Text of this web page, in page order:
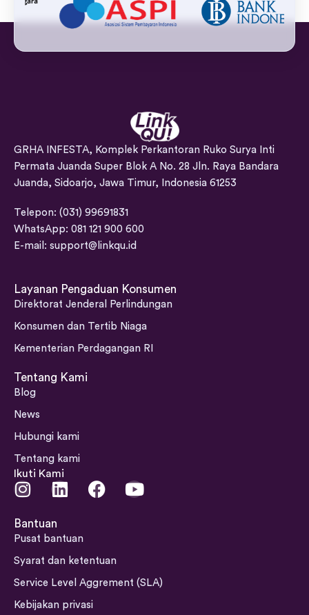
GRHA INFESTA, Komplek Perkantoran Ruko Surya Inti
Permata Juanda Super Blok A No. 28 Jln. Raya Bandara
Juanda, Sidoarjo, Jawa Timur, Indonesia 61253
Telepon: (031) 99691831
WhatsApp: 081 121 900 600
E-mail: support@linkqu.id
Layanan Pengaduan Konsumen
Direktorat Jenderal Perlindungan
Konsumen dan Tertib Niaga
Kementerian Perdagangan RI
Tentang Kami
Blog
News
Hubungi kami
Tentang kami
Ikuti Kami
I
s
t
a
r
a
L
k
e
i
n
F
b
o
Y
b
e
Bantuan
Pusat bantuan
Syarat dan ketentuan
Service Level Aggrement (SLA)
Kebijakan privasi